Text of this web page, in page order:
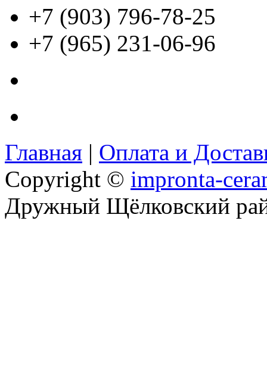
+7 (903) 796-78-25
+7 (965) 231-06-96
Главная | Оплата и
Copyright © impronta-
Дружный Щёлковский